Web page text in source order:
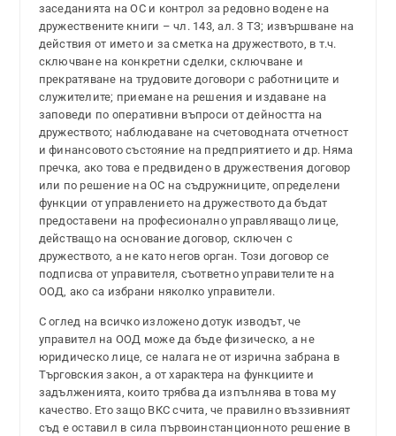
заседанията на ОС и контрол за редовно водене на
дружествените книги – чл. 143, ал. 3 ТЗ; извършване на
действия от името и за сметка на дружеството, в т.ч.
сключване на конкретни сделки, сключване и
прекратяване на трудовите договори с работниците и
служителите; приемане на решения и издаване на
заповеди по оперативни въпроси от дейността на
дружеството; наблюдаване на счетоводната отчетност
и финансовото състояние на предприятието и др. Няма
пречка, ако това е предвидено в дружествения договор
или по решение на ОС на съдружниците, определени
функции от управлението на дружеството да бъдат
предоставени на професионално управляващо лице,
действащо на основание договор, сключен с
дружеството, а не като негов орган. Този договор се
подписва от управителя, съответно управителите на
ООД, ако са избрани няколко управители.
С оглед на всичко изложено дотук изводът, че
управител на ООД може да бъде физическо, а не
юридическо лице, се налага не от изрична забрана в
Търговския закон, а от характера на функциите и
задълженията, които трябва да изпълнява в това му
качество. Ето защо ВКС счита, че правилно въззивният
съд е оставил в сила първоинстанционното решение в